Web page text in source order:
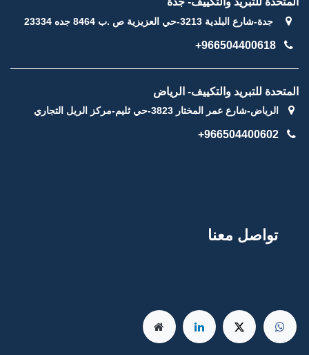
جدة-شارع البلدية 3213-حي العزيزية ص .ب 8464 جده 23334
966504400618+​
المتحدة للتبريد والتكييف- الرياض
الرياض-شارع عمر المختار 3823-حي ثليم-مركز الريل التجاري
966504400602+
توا صل معنا